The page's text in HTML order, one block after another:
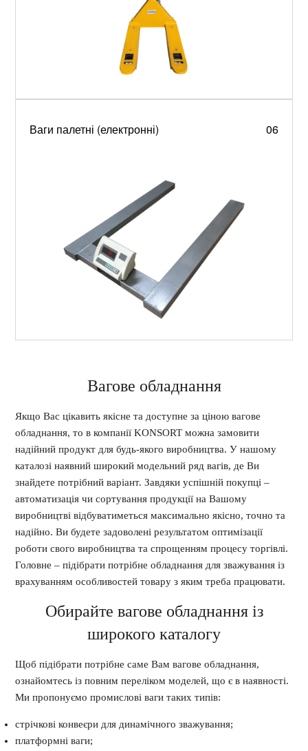
Ваги палетні (електронні) 06
Вагове обладнання
Якщо Вас цікавить якісне та доступне за ціною вагове
обладнання, то в компанії KONSORT можна замовити
надійний продукт для будь-якого виробництва. У нашому
каталозі наявний широкий модельний ряд вагів, де Ви
знайдете потрібний варіант. Завдяки успішній покупці –
автоматизація чи сортування продукції на Вашому
виробництві відбуватиметься максимально якісно, точно та
надійно. Ви будете задоволені результатом оптимізації
роботи свого виробництва та спрощенням процесу торгівлі.
Головне – підібрати потрібне обладнання для зважування із
врахуванням особливостей товару з яким треба працювати.
Обирайте вагове обладнання із
широкого каталогу
Щоб підібрати потрібне саме Вам вагове обладнання,
ознайомтесь із повним переліком моделей, що є в наявності.
Ми пропонуємо промислові ваги таких типів:
стрічкові конвеєри для динамічного зважування;
платформні ваги;